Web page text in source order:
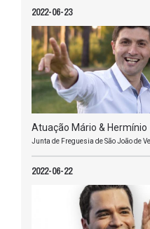
2022-06-23
Atuação Mário & Hermínio
Junta de Freguesia de São João de
2022-06-22